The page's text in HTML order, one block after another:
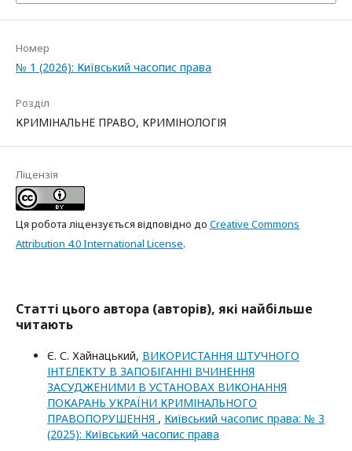
Номер
№ 1 (2026): Київський часопис права
Розділ
КРИМІНАЛЬНЕ ПРАВО, КРИМІНОЛОГІЯ
Ліцензія
Ця робота ліцензується відповідно до Creative Commons
Attribution 4.0 International License.
Статті цього автора (авторів), які найбільше
читають
Є. С. Хайнацький, ВИКОРИСТАННЯ ШТУЧНОГО
ІНТЕЛЕКТУ В ЗАПОБІГАННІ ВЧИНЕННЯ
ЗАСУДЖЕНИМИ В УСТАНОВАХ ВИКОНАННЯ
ПОКАРАНЬ УКРАЇНИ КРИМІНАЛЬНОГО
ПРАВОПОРУШЕННЯ , Київський часопис права: № 3
(2025): Київський часопис права